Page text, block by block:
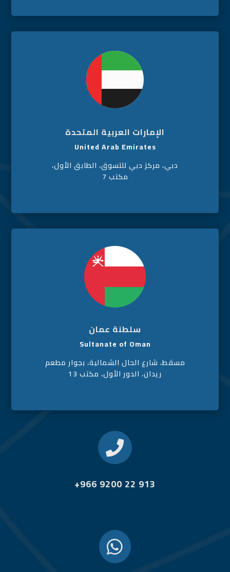
الإمارات العربية المتحدة
United Arab Emirates
دبي، مركز دبي للتسوق، الطابق الأول،
مكتب 7
سلطنة عمان
Sultanate of Oman
مسقط، شارع الحال الشمالية، بجوار مطعم
ريدان، الدور الأول، مكتب 13

+966 9200 22 913
